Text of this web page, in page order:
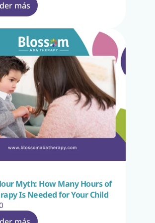
más
Myth: How Many Hours of
Is Needed for Your Child